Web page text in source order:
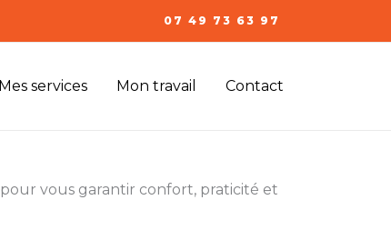
07 49 73 63 97
Mes services Mon travail Contact
pour vous garantir confort, praticité et